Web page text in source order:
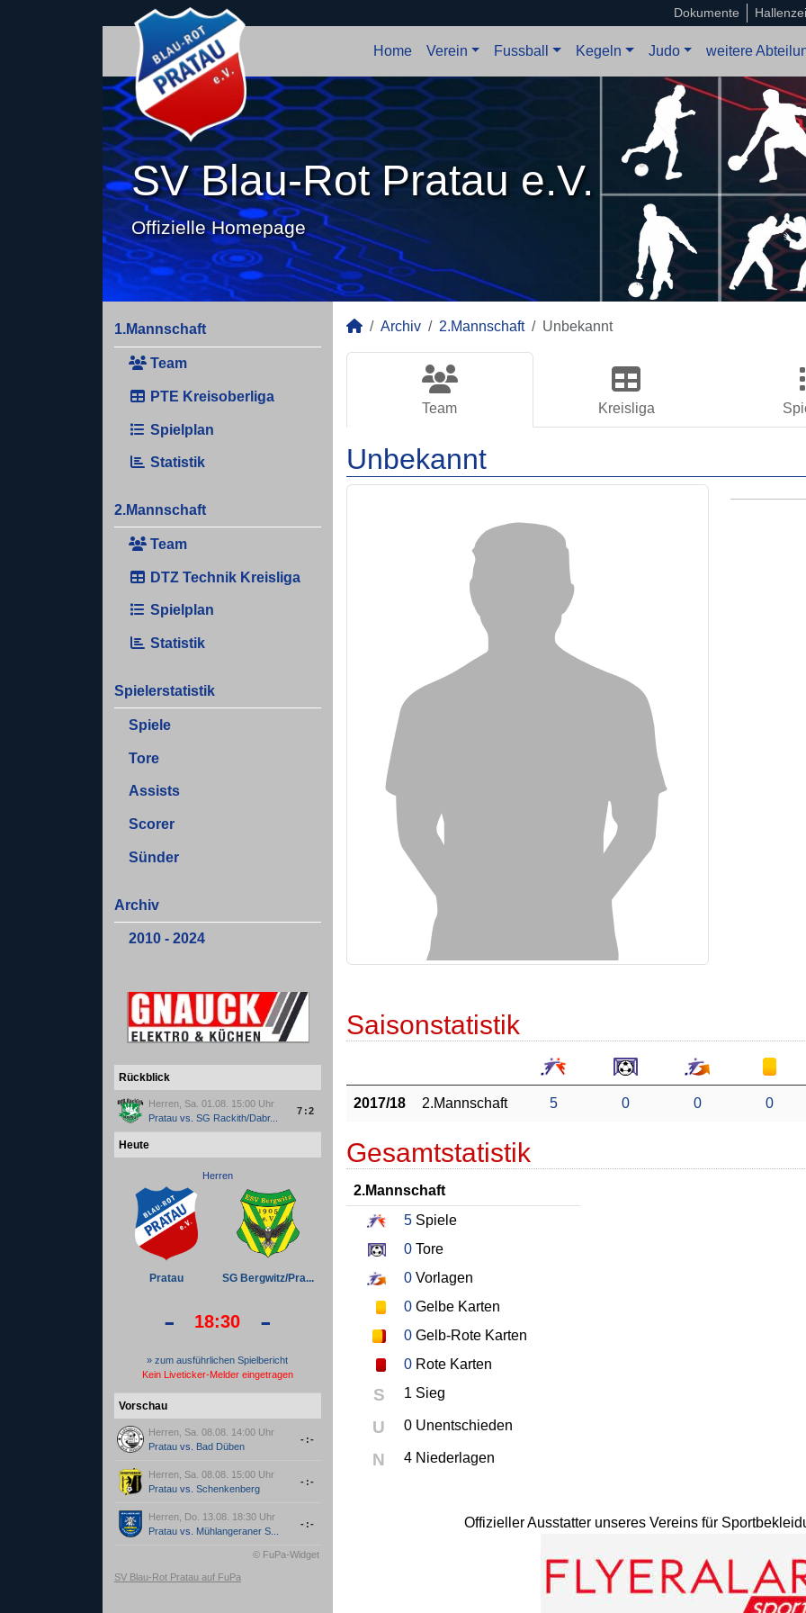
Dokumente
Home Verein Fussball Kegeln Judo weitere
SV Blau-Rot Pratau e.V.
Offizielle Homepage
1.Mannschaft
Team
PTE Kreisoberliga
Spielplan
Statistik
2.Mannschaft
Team
DTZ Technik Kreisliga
Spielplan
Statistik
Spielerstatistik
Spiele
Tore
Assists
Scorer
Sünder
Archiv
2010 - 2024
Rückblick
Herren, Sa. 01.08. 15:00 Uhr
Pratauvs. SG Rackith/Dabr...
7:2
Heute
Herren
Pratau SG Bergwitz/Pra...
- 18:30 -
» zum ausführlichen Spielbericht
Kein Liveticker-Melder eingetragen
Vorschau
Herren, Sa. 08.08. 14:00 Uhr
Pratauvs. Bad Düben
-:-
Herren, Sa. 08.08. 15:00 Uhr
Pratauvs. Schenkenberg
-:-
Herren, Do. 13.08. 18:30 Uhr
Pratauvs. Mühlangeraner S...
-:-
© FuPa-Widget
SV Blau-Rot Pratau auf FuPa
Archiv 2.Mannschaft Unbekannt
Team Kreisliga
Unbekannt
Saisonstatistik
2017/18 2.Mannschaft 5 0 0 0
Gesamtstatistik
2.Mannschaft
5 Spiele
0 Tore
0 Vorlagen
0 Gelbe Karten
0 Gelb-Rote Karten
0 Rote Karten
S 1 Sieg
U 0 Unentschieden
N 4 Niederlagen
Offizieller Ausstatter unseres Vereins für